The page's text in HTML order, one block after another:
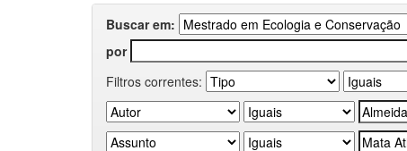
Buscar em:
por
Filtros correntes: